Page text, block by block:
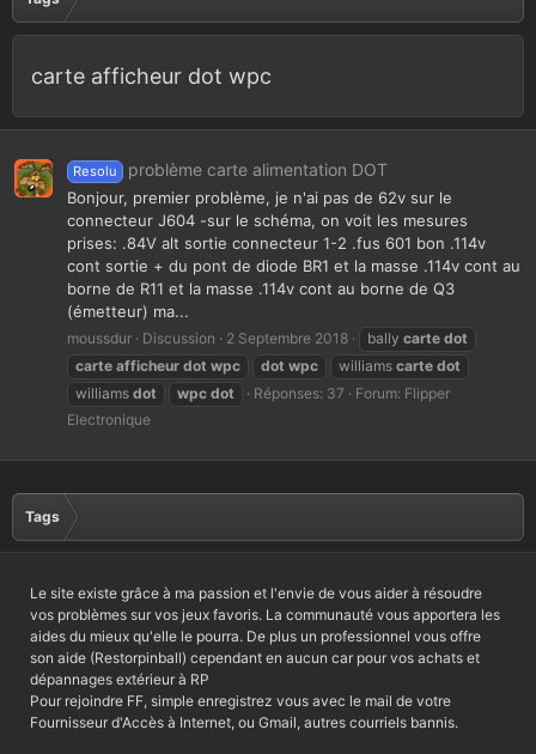
carte afficheur dot wpc
Resolu problème carte alimentation DOT
Bonjour, premier problème, je n'ai pas de 62v sur le
connecteur J604 -sur le schéma, on voit les mesures
prises: .84V alt sortie connecteur 1-2 .fus 601 bon .114v
cont sortie + du pont de diode BR1 et la masse .114v cont au
borne de R11 et la masse .114v cont au borne de Q3
(émetteur) ma...
moussdur Discussion 2 Septembre 2018 bally carte dot
carte afficheur dot wpc dot wpc williams carte dot
williams dot wpc dot Réponses: 37 Forum: Flipper
Electronique
Tags
Le site existe grâce à ma passion et l'envie de vous aider à résoudre
vos problèmes sur vos jeux favoris. La communauté vous apportera les
aides du mieux qu'elle le pourra. De plus un professionnel vous offre
son aide (Restorpinball) cependant en aucun car pour vos achats et
dépannages extérieur à RP
Pour rejoindre FF, simple enregistrez vous avec le mail de votre
Fournisseur d'Accès à Internet, ou Gmail, autres courriels bannis.